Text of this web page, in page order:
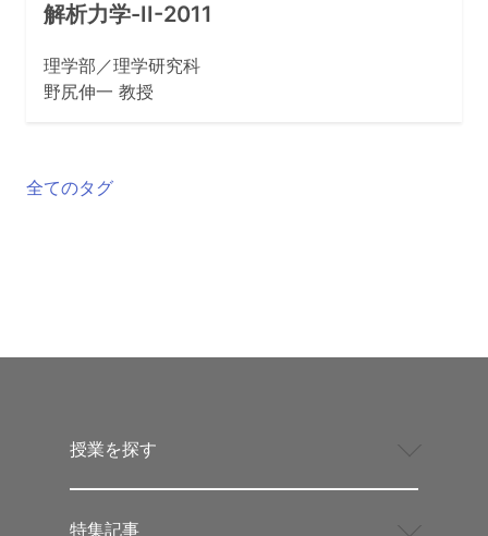
解析力学-II-2011
理学部／理学研究科
野尻伸一 教授
全てのタグ
授業を探す
特集記事